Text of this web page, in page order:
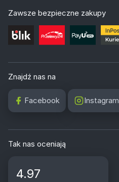
Zawsze bezpieczne zakupy
Znajdź nas na
Facebook Instagram
Tak nas oceniają
4.97